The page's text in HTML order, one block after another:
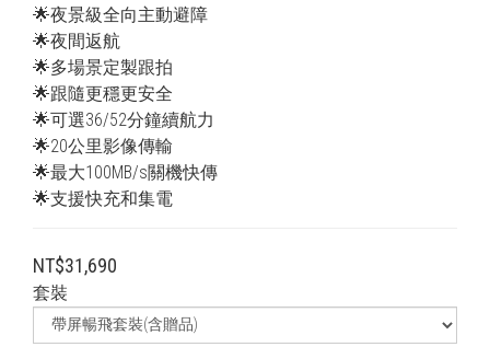
🌟夜景級全向主動避障
🌟夜間返航
🌟多場景定製跟拍
🌟跟隨更穩更安全
🌟可選36/52分鐘續航力
🌟20公里影像傳輸
🌟最大100MB/s關機快傳
🌟支援快充和集電
NT$31,690
套裝